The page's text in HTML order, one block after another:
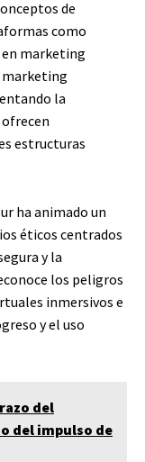
de
como
marketing
marketing
la
estructuras
ha animado un
éticos centrados
y la
los peligros
inmersivos e
y el uso
del
del impulso de